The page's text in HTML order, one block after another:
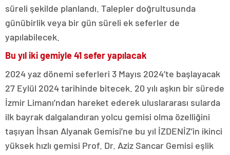
süreli şekilde planlandı. Talepler doğrultusunda
günübirlik veya bir gün süreli ek seferler de
yapılabilecek.
Bu yıl iki gemiyle 41 sefer yapılacak
2024 yaz dönemi seferleri 3 Mayıs 2024’te başlayacak
27 Eylül 2024 tarihinde bitecek. 20 yılı aşkın bir sürede
İzmir Limanı’ndan hareket ederek uluslararası sularda
ilk bayrak dalgalandıran yolcu gemisi olma özelliğini
taşıyan İhsan Alyanak Gemisi’ne bu yıl İZDENİZ’in ikinci
yüksek hızlı gemisi Prof. Dr. Aziz Sancar Gemisi eşlik